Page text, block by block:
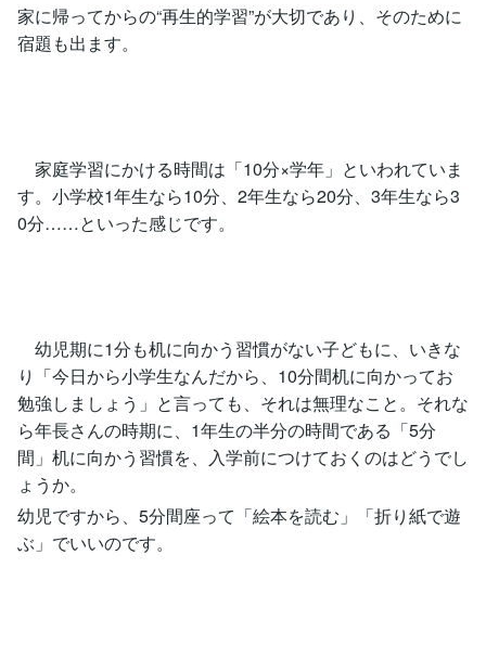
家に帰ってからの“再生的学習”が大切であり、そのために
宿題も出ます。
家庭学習にかける時間は「10分×学年」といわれていま
す。小学校1年生なら10分、2年生なら20分、3年生なら3
0分……といった感じです。
幼児期に1分も机に向かう習慣がない子どもに、いきな
り「今日から小学生なんだから、10分間机に向かってお
勉強しましょう」と言っても、それは無理なこと。それな
ら年長さんの時期に、1年生の半分の時間である「5分
間」机に向かう習慣を、入学前につけておくのはどうでし
ょうか。
幼児ですから、5分間座って「絵本を読む」「折り紙で遊
ぶ」でいいのです。